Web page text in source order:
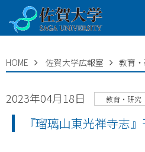
HOME 佐賀大学広報室 教育
2023年04月18日 教育・研究
『瑠璃山東光禅寺志